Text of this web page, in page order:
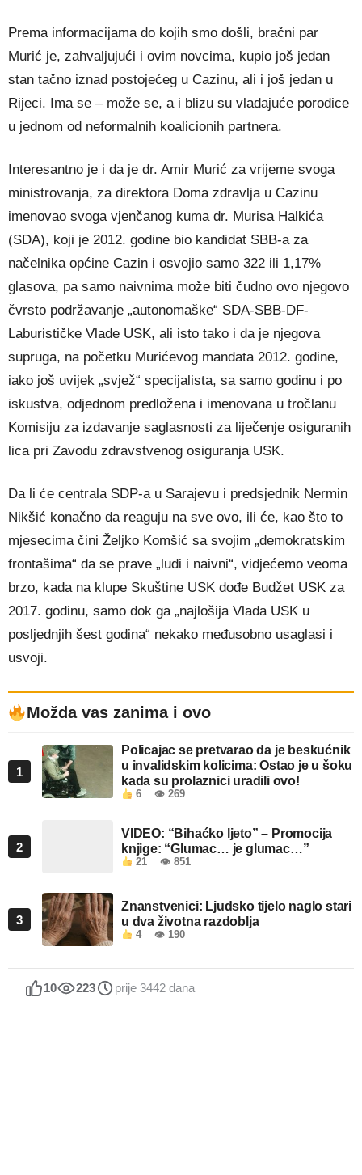
Prema informacijama do kojih smo došli, bračni par
Murić je, zahvaljujući i ovim novcima, kupio još jedan
stan tačno iznad postojećeg u Cazinu, ali i još jedan u
Rijeci. Ima se – može se, a i blizu su vladajuće porodice
u jednom od neformalnih koalicionih partnera.
Interesantno je i da je dr. Amir Murić za vrijeme svoga
ministrovanja, za direktora Doma zdravlja u Cazinu
imenovao svoga vjenčanog kuma dr. Murisa Halkića
(SDA), koji je 2012. godine bio kandidat SBB-a za
načelnika općine Cazin i osvojio samo 322 ili 1,17%
glasova, pa samo naivnima može biti čudno ovo njegovo
čvrsto podržavanje „autonomaške“ SDA-SBB-DF-
Laburističke Vlade USK, ali isto tako i da je njegova
supruga, na početku Murićevog mandata 2012. godine,
iako još uvijek „svjež“ specijalista, sa samo godinu i po
iskustva, odjednom predložena i imenovana u tročlanu
Komisiju za izdavanje saglasnosti za liječenje osiguranih
lica pri Zavodu zdravstvenog osiguranja USK.
Da li će centrala SDP-a u Sarajevu i predsjednik Nermin
Nikšić konačno da reaguju na sve ovo, ili će, kao što to
mjesecima čini Željko Komšić sa svojim „demokratskim
frontašima“ da se prave „ludi i naivni“, vidjećemo veoma
brzo, kada na klupe Skuštine USK dođe Budžet USK za
2017. godinu, samo dok ga „najlošija Vlada USK u
posljednjih šest godina“ nekako međusobno usaglasi i
usvoji.
Možda vas zanima i ovo
1
Policajac se pretvarao da je beskućnik
u invalidskim kolicima: Ostao je u šoku
kada su prolaznici uradili ovo!
6 👁 269
2
VIDEO: “Bihaćko ljeto” – Promocija
knjige: “Glumac… je glumac…”
21 👁 851
3
Znanstvenici: Ljudsko tijelo naglo stari
u dva životna razdoblja
4 👁 190
10 223 prije 3442 dana